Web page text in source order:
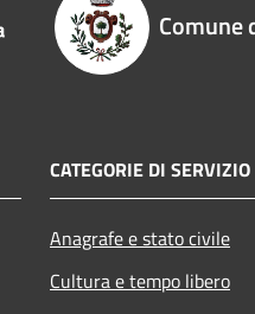
Comune
CATEGORIE DI SERVIZIO
Anagrafe e stato civile
Cultura e tempo libero